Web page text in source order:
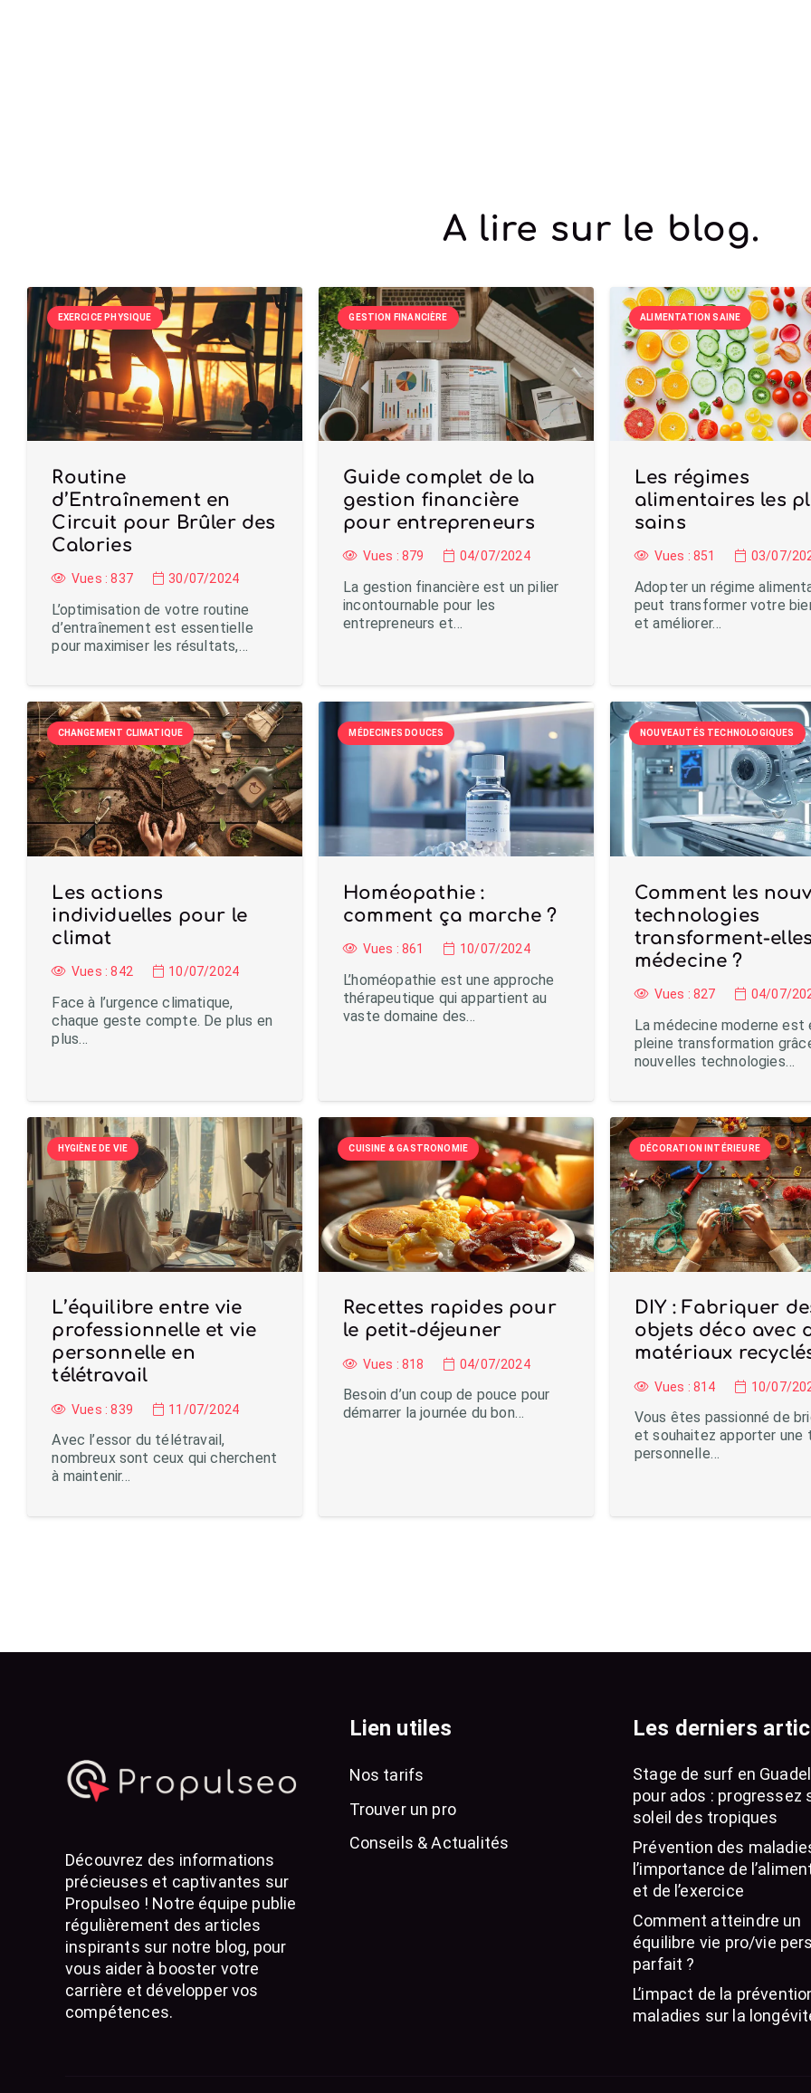
A lire sur le blog.
EXERCICE PHYSIQUE
Routine
d’Entraînement en
Circuit pour Brûler des
Calories
Vues :837 30/07/2024
L’optimisation de votre routine
d’entraînement est essentielle
pour maximiser les résultats,…
GESTION FINANCIÈRE
Guide complet de la
gestion financière
pour entrepreneurs
Vues :879 04/07/2024
La gestion financière est un pilier
incontournable pour les
entrepreneurs et…
ALIMENTATION SAINE
Les régimes
alimentaires les
sains
Vues : 851 03/07/
Adopter un régime
peut transformer votre
et améliorer…
CHANGEMENT CLIMATIQUE
Les actions
individuelles pour le
climat
Vues :842 10/07/2024
Face à l’urgence climatique,
chaque geste compte. De plus en
plus…
MÉDECINES DOUCES
Homéopathie :
comment ça marche ?
Vues :861 10/07/2024
L’homéopathie est une approche
thérapeutique qui appartient au
vaste domaine des…
NOUVEAUTÉS TECHNOLOGIQUES
Comment les
technologies
transforment-
médecine ?
Vues : 827 04/07/
La médecine moderne est
pleine transformation
nouvelles technologies…
HYGIÈNE DE VIE
L’équilibre entre vie
professionnelle et vie
personnelle en
télétravail
Vues :839 11/07/2024
Avec l’essor du télétravail,
nombreux sont ceux qui cherchent
à maintenir…
CUISINE & GASTRONOMIE
Recettes rapides pour
le petit-déjeuner
Vues :818 04/07/2024
Besoin d’un coup de pouce pour
démarrer la journée du bon…
DÉCORATION INTÉRIEURE
DIY : Fabriquer
objets déco avec
matériaux
Vues : 814 10/07/
Vous êtes passionné de
et souhaitez apporter une
personnelle…
Découvrez des informations
précieuses et captivantes sur
Propulseo ! Notre équipe publie
régulièrement des articles
inspirants sur notre blog, pour
vous aider à booster votre
carrière et développer vos
compétences.
Lien utiles
Nos tarifs
Trouver un pro
Conseils & Actualités
Les derniers
Stage de surf en
pour ados : progressez
soleil des tropiques
Prévention des
l’importance de
et de l’exercice
Comment atteindre un
équilibre vie pro/vie
parfait ?
L’impact de la
maladies sur la